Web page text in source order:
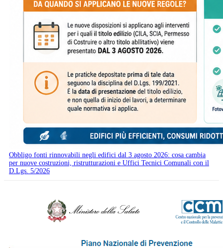
Obbligo fonti rinnovabili negli edifici dal 3 agosto 2026: cosa cambia
per nuove costruzioni, ristrutturazioni e Uffici Tecnici Comunali con il
D.Lgs. 5/2026